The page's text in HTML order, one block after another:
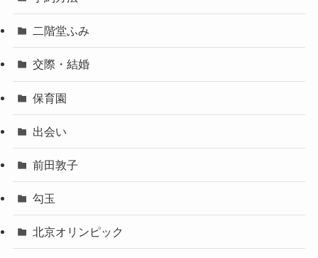
二階堂ふみ
交際・結婚
保育園
出会い
前田敦子
勾玉
北京オリンピック